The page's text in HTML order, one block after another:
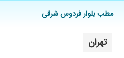
مطب بلوار فردوس شرقی
تهران